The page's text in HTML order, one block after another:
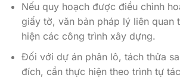
Nếu quy hoạch được điều chỉnh
giấy tờ, văn bản pháp lý liên quan
hiện các công trình xây dựng.
Đối với dự án phân lô, tách thửa
đích, cần thực hiện theo trình tự